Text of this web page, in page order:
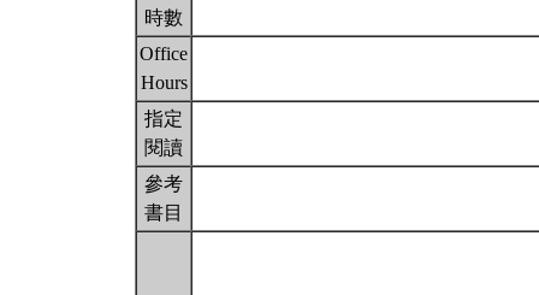
時數
Office
Hours
指定
閱讀
參考
書目